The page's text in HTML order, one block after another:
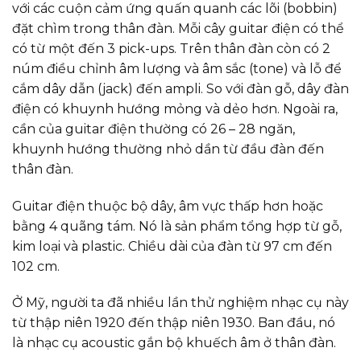
với các cuộn cảm ứng quấn quanh các lõi (bobbin)
đặt chìm trong thân đàn. Mỗi cây guitar điện có thể
có từ một đến 3 pick-ups. Trên thân đàn còn có 2
núm điều chỉnh âm lượng và âm sắc (tone) và lỗ để
cắm dây dẫn (jack) đến ampli. So với đàn gỗ, dây đàn
điện có khuynh hướng mỏng và dẻo hơn. Ngoài ra,
cần của guitar điện thường có 26 – 28 ngăn,
khuynh hướng thường nhỏ dần từ đầu đàn đến
thân đàn.
Guitar điện thuộc bộ dây, âm vực thấp hơn hoặc
bằng 4 quãng tám. Nó là sản phẩm tổng hợp từ gỗ,
kim loại và plastic. Chiều dài của đàn từ 97 cm đến
102 cm.
Ở Mỹ, người ta đã nhiều lần thử nghiệm nhạc cụ này
từ thập niên 1920 đến thập niên 1930. Ban đầu, nó
là nhạc cụ acoustic gắn bộ khuếch âm ở thân đàn.